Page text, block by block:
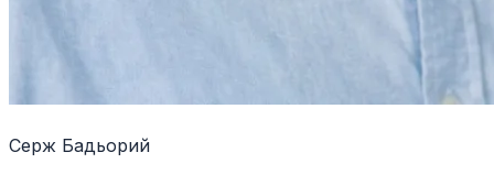
Серж Бадьорий